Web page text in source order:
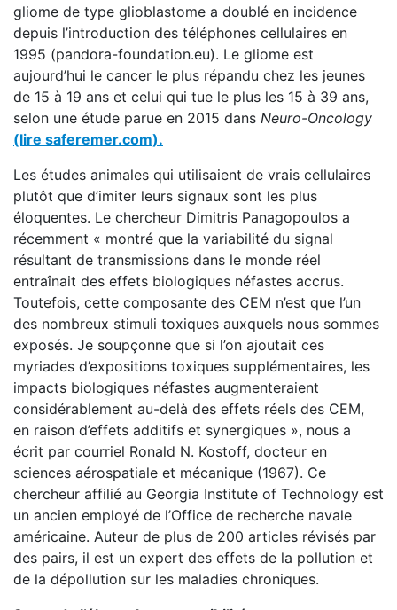
gliome de type glioblastome a doublé en incidence
depuis l’introduction des téléphones cellulaires en
1995 (pandora-foundation.eu). Le gliome est
aujourd’hui le cancer le plus répandu chez les jeunes
de 15 à 19 ans et celui qui tue le plus les 15 à 39 ans,
selon une étude parue en 2015 dans Neuro-Oncology
(lire saferemer.com).
Les études animales qui utilisaient de vrais cellulaires
plutôt que d’imiter leurs signaux sont les plus
éloquentes. Le chercheur Dimitris Panagopoulos a
récemment « montré que la variabilité du signal
résultant de transmissions dans le monde réel
entraînait des effets biologiques néfastes accrus.
Toutefois, cette composante des CEM n’est que l’un
des nombreux stimuli toxiques auxquels nous sommes
exposés. Je soupçonne que si l’on ajoutait ces
myriades d’expositions toxiques supplémentaires, les
impacts biologiques néfastes augmenteraient
considérablement au-delà des effets réels des CEM,
en raison d’effets additifs et synergiques », nous a
écrit par courriel Ronald N. Kostoff, docteur en
sciences aérospatiale et mécanique (1967). Ce
chercheur affilié au Georgia Institute of Technology est
un ancien employé de l’Office de recherche navale
américaine. Auteur de plus de 200 articles révisés par
des pairs, il est un expert des effets de la pollution et
de la dépollution sur les maladies chroniques.